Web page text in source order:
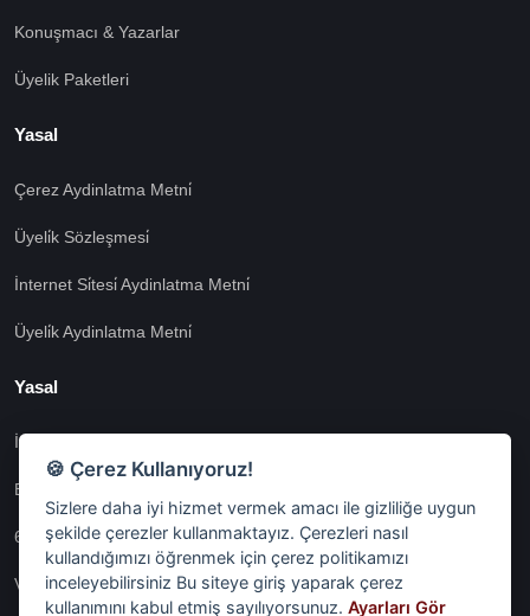
Konuşmacı & Yazarlar
Üyelik Paketleri
Yasal
Çerez Aydinlatma Metni̇
Üyeli̇k Sözleşmesi̇
İnternet Si̇tesi̇ Aydinlatma Metni̇
Üyeli̇k Aydinlatma Metni̇
Yasal
İşlem Rehberi̇
Etk İzni̇ Metni̇
6698 Sayili Kvkk Gereği̇nce Veri̇ Sorumlusuna Başvuru Formu
Veri Sorumlularına Başvuru Formu
🍪 Çerez Kullanıyoruz!
Sizlere daha iyi hizmet vermek amacı ile gizliliğe uygun
şekilde çerezler kullanmaktayız. Çerezleri nasıl
kullandığımızı öğrenmek için çerez politikamızı
inceleyebilirsiniz Bu siteye giriş yaparak çerez
kullanımını kabul etmiş sayılıyorsunuz.Ayarları Gör